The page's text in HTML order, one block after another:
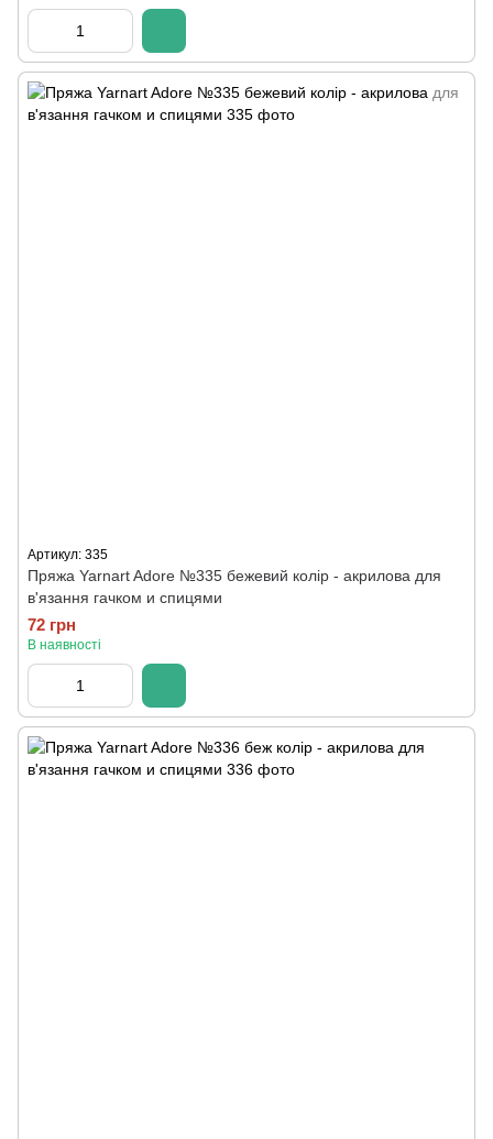
Артикул: 335
Пряжа Yarnart Adore №335 бежевий колір - акрилова для
в'язання гачком и спицями
72 грн
В наявності